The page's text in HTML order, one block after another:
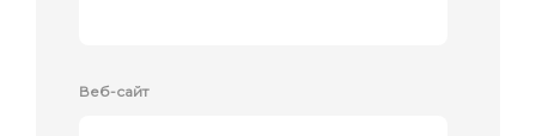
Веб-сайт